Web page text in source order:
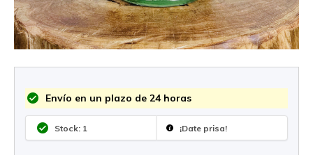
Envío en un plazo de 24 horas
Stock: 1 ¡Date prisa!